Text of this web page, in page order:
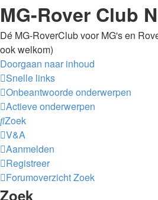
MG-Rover Club
Dé MG-RoverClub voor MG's en
ook welkom)
Doorgaan naar inhoud
Snelle links
Onbeantwoorde onderwerpen
Actieve onderwerpen
Zoek
V&A
Aanmelden
Registreer
ForumoverzichtZoek
Zoek